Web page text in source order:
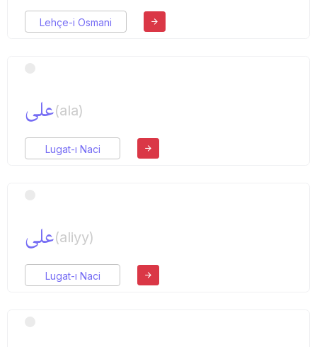
Lehçe-i Osmani
علی(ala)
Lugat-ı Naci
علی(aliyy)
Lugat-ı Naci